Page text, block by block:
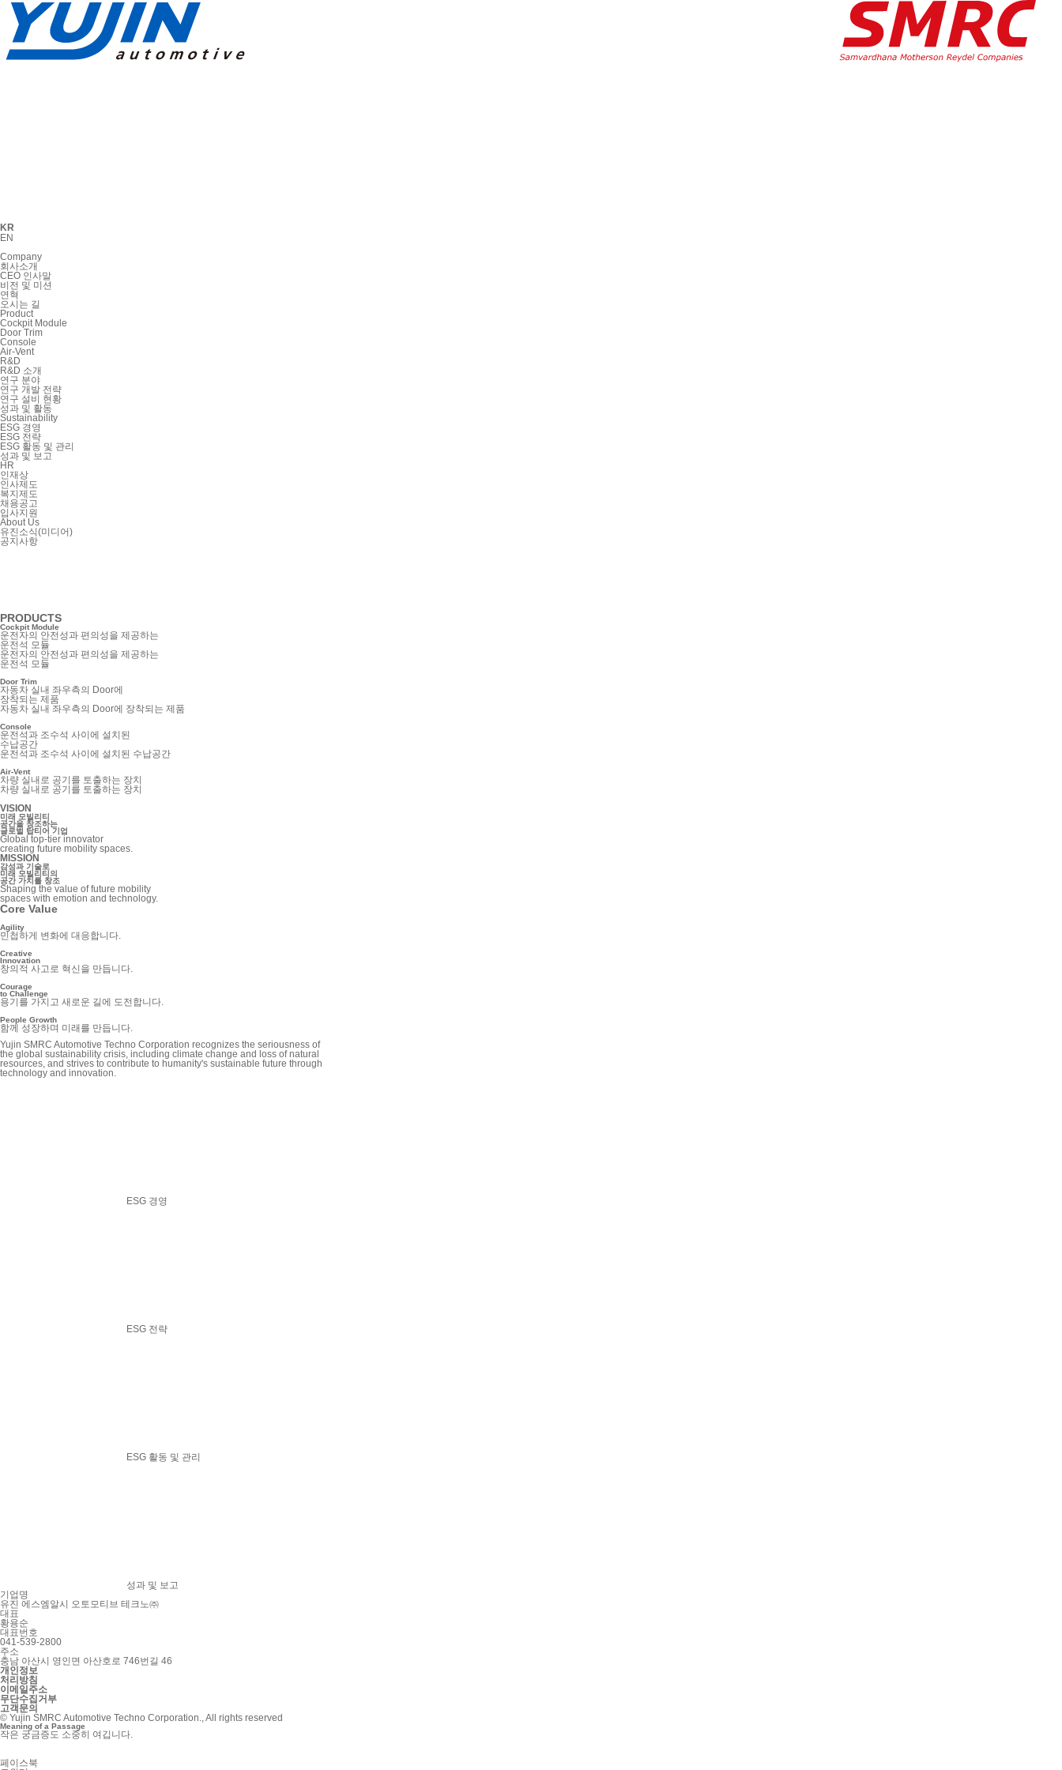
KR
EN
Company
회사소개
CEO 인사말
비전 및 미션
연혁
오시는 길
Product
Cockpit Module
Door Trim
Console
Air-Vent
R&D
R&D 소개
연구 분야
연구 개발 전략
연구 설비 현황
성과 및 활동
Sustainability
ESG 경영
ESG 전략
ESG 활동 및 관리
성과 및 보고
HR
인재상
인사제도
복지제도
채용공고
입사지원
About Us
유진소식(미디어)
공지사항
PRODUCTS
Cockpit Module
운전자의 안전성과 편의성을 제공하는
운전석 모듈
운전자의 안전성과 편의성을 제공하는
운전석 모듈
Door Trim
자동차 실내 좌우측의 Door에
장착되는 제품
자동차 실내 좌우측의 Door에 장착되는 제품
Console
운전석과 조수석 사이에 설치된
수납공간
운전석과 조수석 사이에 설치된 수납공간
Air-Vent
차량 실내로 공기를 토출하는 장치
차량 실내로 공기를 토출하는 장치
VISION
미래 모빌리티
공간을 창조하는
글로벌 탑티어 기업
Global top-tier innovator
creating future mobility spaces.
MISSION
감성과 기술로
미래 모빌리티의
공간 가치를 창조
Shaping the value of future mobility
spaces with emotion and technology.
Core Value
Agility
민첩하게 변화에 대응합니다.
Creative
Innovation
창의적 사고로 혁신을 만듭니다.
Courage
to Challenge
용기를 가지고 새로운 길에 도전합니다.
People Growth
함께 성장하며 미래를 만듭니다.
Yujin SMRC Automotive Techno Corporation recognizes the seriousness of
the global sustainability crisis, including climate change and loss of natural
resources, and strives to contribute to humanity's sustainable future through
technology and innovation.
ESG 경영
ESG 전략
ESG 활동 및 관리
성과 및 보고
기업명
유진 에스엠알시 오토모티브 테크노㈜
대표
황용순
대표번호
041-539-2800
주소
충남 아산시 영인면 아산호로 746번길 46
개인정보
처리방침
이메일주소
무단수집거부
고객문의
© Yujin SMRC Automotive Techno Corporation., All rights reserved
Meaning of a Passage
작은 궁금증도 소중히 여깁니다.
페이스북